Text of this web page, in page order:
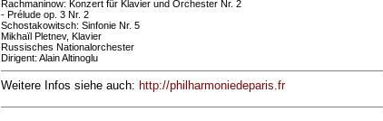
Rachmaninow: Konzert für Klavier und Orchester Nr. 2
- Prélude op. 3 Nr. 2
Schostakowitsch: Sinfonie Nr. 5
Mikhaïl Pletnev, Klavier
Russisches Nationalorchester
Dirigent: Alain Altinoglu
Weitere Infos siehe auch: http://philharmoniedeparis.fr